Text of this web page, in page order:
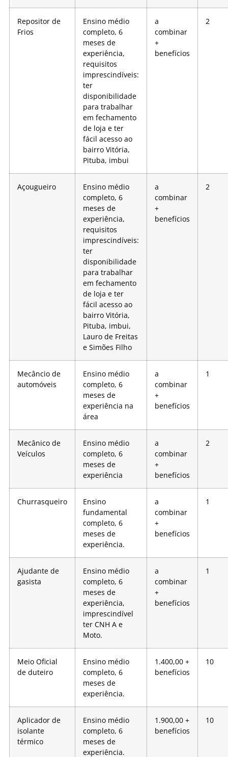
Repositor de
Frios
Ensino médio
completo, 6
meses de
experiência,
requisitos
imprescindíveis:
ter
disponibilidade
para trabalhar
em fechamento
de loja e ter
fácil acesso ao
bairro Vitória,
Pituba, imbui
a
combinar
+
benefícios
2
Açougueiro
Ensino médio
completo, 6
meses de
experiência,
requisitos
imprescindíveis:
ter
disponibilidade
para trabalhar
em fechamento
de loja e ter
fácil acesso ao
bairro Vitória,
Pituba, imbui,
Lauro de Freitas
e Simões Filho
a
combinar
+
benefícios
2
Mecâncio de
automóveis
Ensino médio
completo, 6
meses de
experiência na
área
a
combinar
+
benefícios
1
Mecânico de
Veículos
Ensino médio
completo, 6
meses de
experiência
a
combinar
+
benefícios
2
Churrasqueiro
Ensino
fundamental
completo, 6
meses de
experiência.
a
combinar
+
benefícios
1
Ajudante de
gasista
Ensino médio
completo, 6
meses de
experiência,
imprescindível
ter CNH A e
Moto.
a
combinar
+
benefícios
1
Meio Oficial
de duteiro
Ensino médio
completo, 6
meses de
experiência.
1.400,00 +
benefícios
10
Aplicador de
isolante
térmico
Ensino médio
completo, 6
meses de
experiência.
1.900,00 +
benefícios
10